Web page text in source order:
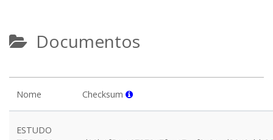
Documentos
Nome Checksum
ESTUDO